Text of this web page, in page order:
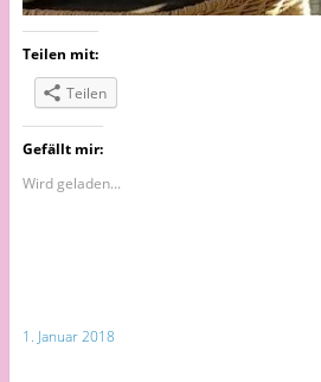
Teilen mit:
Teilen
Gefällt mir:
Wird geladen...
1. Januar 2018